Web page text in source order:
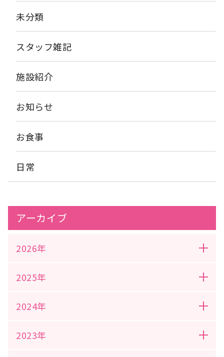
未分類
スタッフ雑記
施設紹介
お知らせ
お食事
日常
アーカイブ
2026年
2025年
2024年
2023年